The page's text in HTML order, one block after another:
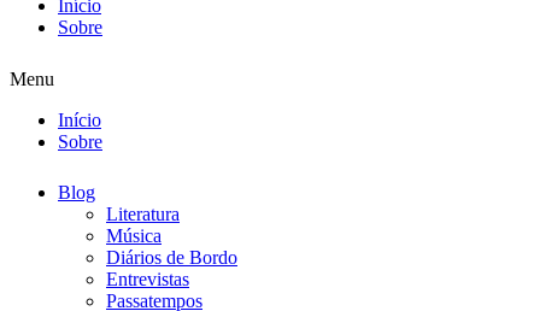
Início
Sobre
Menu
Início
Sobre
Blog
Literatura
Música
Diários de Bordo
Entrevistas
Passatempos